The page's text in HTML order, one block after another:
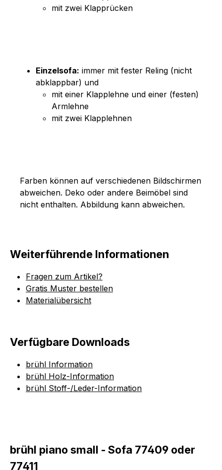
mit zwei Klapprücken
Einzelsofa: immer mit fester Reling (nicht
abklappbar) und
mit einer Klapplehne und einer (festen)
Armlehne
mit zwei Klapplehnen
Farben können auf verschiedenen Bildschirmen
abweichen. Deko oder andere Beimöbel sind
nicht enthalten. Abbildung kann abweichen.
Weiterführende Informationen
Fragen zum Artikel?
Gratis Muster bestellen
Materialübersicht
Verfügbare Downloads
brühl Information
brühl Holz-Information
brühl Stoff-/Leder-Information
brühl piano small - Sofa 77409 oder
77411